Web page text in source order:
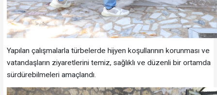
Yapılan çalışmalarla türbelerde hijyen koşullarının korunması ve
vatandaşların ziyaretlerini temiz, sağlıklı ve düzenli bir ortamda
sürdürebilmeleri amaçlandı.